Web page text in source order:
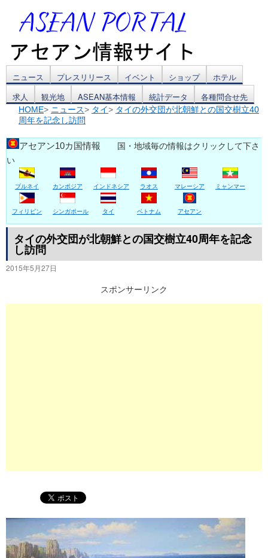
コ
ン
テ
ン
ツ
へ
ス
キ
ッ
ニュース プレスリリース イベント ショップ
ホテル
求人
観光地 ASEAN基本情報 統計データ 各種問合せ先
HOME> ニュース> タイ> タイの外交団が北朝鮮との国交樹立40
周年を記念し訪問
アセアン10カ国情報 国・地域毎の情報はクリックして下さ
い
ブルネイ カンボジア インドネシア ラオス マレーシア ミャンマー
フィリピン シンガポール タイ ベトナム アセアン
タイの外交団が北朝鮮との国交樹立40周年を記念
し訪問
2015年5月27日
スポンサーリンク